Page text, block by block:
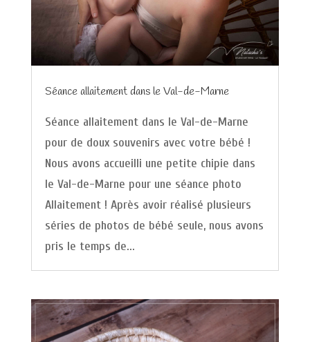
Séance allaitement dans le Val-de-Marne
Séance allaitement dans le Val-de-Marne
pour de doux souvenirs avec votre bébé !
Nous avons accueilli une petite chipie dans
le Val-de-Marne pour une séance photo
Allaitement ! Après avoir réalisé plusieurs
séries de photos de bébé seule, nous avons
pris le temps de...